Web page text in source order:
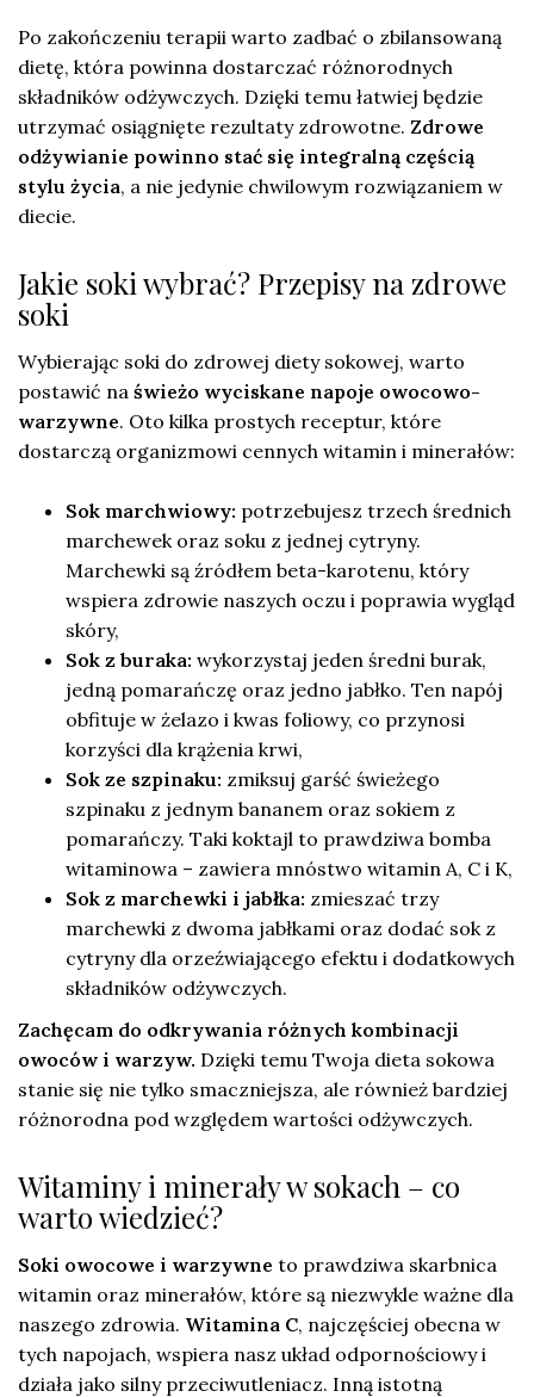
Po zakończeniu terapii warto zadbać o zbilansowaną
dietę, która powinna dostarczać różnorodnych
składników odżywczych. Dzięki temu łatwiej będzie
utrzymać osiągnięte rezultaty zdrowotne. Zdrowe
odżywianie powinno stać się integralną częścią
stylu życia, a nie jedynie chwilowym rozwiązaniem w
diecie.
Jakie soki wybrać? Przepisy na zdrowe
soki
Wybierając soki do zdrowej diety sokowej, warto
postawić na świeżo wyciskane napoje owocowo-
warzywne. Oto kilka prostych receptur, które
dostarczą organizmowi cennych witamin i minerałów:
Sok marchwiowy: potrzebujesz trzech średnich
marchewek oraz soku z jednej cytryny.
Marchewki są źródłem beta-karotenu, który
wspiera zdrowie naszych oczu i poprawia wygląd
skóry,
Sok z buraka: wykorzystaj jeden średni burak,
jedną pomarańczę oraz jedno jabłko. Ten napój
obfituje w żelazo i kwas foliowy, co przynosi
korzyści dla krążenia krwi,
Sok ze szpinaku: zmiksuj garść świeżego
szpinaku z jednym bananem oraz sokiem z
pomarańczy. Taki koktajl to prawdziwa bomba
witaminowa – zawiera mnóstwo witamin A, C i K,
Sok z marchewki i jabłka: zmieszać trzy
marchewki z dwoma jabłkami oraz dodać sok z
cytryny dla orzeźwiającego efektu i dodatkowych
składników odżywczych.
Zachęcam do odkrywania różnych kombinacji
owoców i warzyw. Dzięki temu Twoja dieta sokowa
stanie się nie tylko smaczniejsza, ale również bardziej
różnorodna pod względem wartości odżywczych.
Witaminy i minerały w sokach – co
warto wiedzieć?
Soki owocowe i warzywne to prawdziwa skarbnica
witamin oraz minerałów, które są niezwykle ważne dla
naszego zdrowia. Witamina C, najczęściej obecna w
tych napojach, wspiera nasz układ odpornościowy i
działa jako silny przeciwutleniacz. Inną istotną